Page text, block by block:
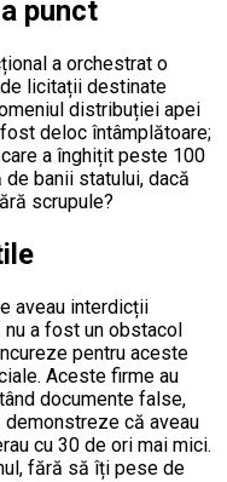
punct
a orchestrat o
licitații destinate
distribuției apei
deloc întâmplătoare;
a înghițit peste 100
banii statului, dacă
scrupule?
aveau interdicții
a fost un obstacol
pentru aceste
Aceste firme au
documente false,
că aveau
cu 30 de ori mai mici.
fără să îți pese de